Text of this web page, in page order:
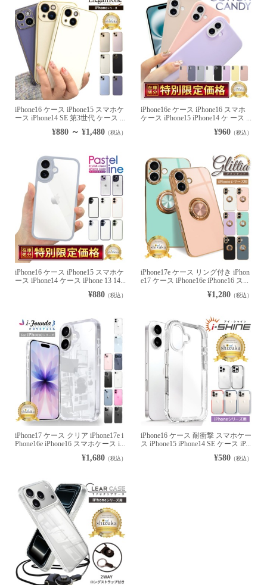
iPhone16 ケース iPhone15 スマホケ
ース iPhone14 SE 第3世代 ケース ...
¥880 ～ ¥1,480（税込）
iPhone16e ケース iPhone16 スマホ
ケース iPhone15 iPhone14 ケ ース ...
¥960 （税込）
iPhone16 ケース iPhone15 スマホケ
ース iPhone14 ケース iPhone 13 14...
¥880（税込）
iPhone17e ケース リング付き iPhon
e17 ケース iPhone16e iPhone16 ス...
¥1,280 （税込）
iPhone17 ケース クリア iPhone17e i
Phone16e iPhone16 スマホケース i...
¥1,680（税込）
iPhone16 ケース 耐衝撃 スマホケー
ス iPhone15 iPhone14 SE ケース iP...
¥580 （税込）